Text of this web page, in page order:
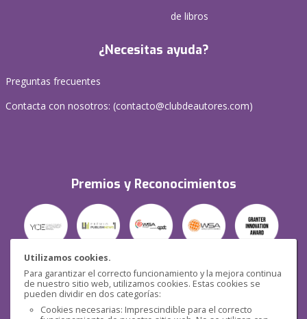
Utilizamos cookies.
Para garantizar el correcto funcionamiento y la mejora continua
de nuestro sitio web, utilizamos cookies. Estas cookies se
pueden dividir en dos categorías:
Cookies necesarias: Imprescindible para el correcto
de libros
¿Necesitas ayuda?
Preguntas frecuentes
Contacta con nosotros: (contacto@clubdeautores.com)
Premios y Reconocimientos
Seguridad